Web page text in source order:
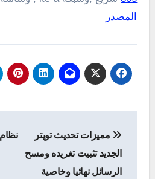
المصدر
المقالات
مميزات تحديث تويتر
الجديد تثبيت تغريده ومسح
الرسائل نهائيا وخاصية